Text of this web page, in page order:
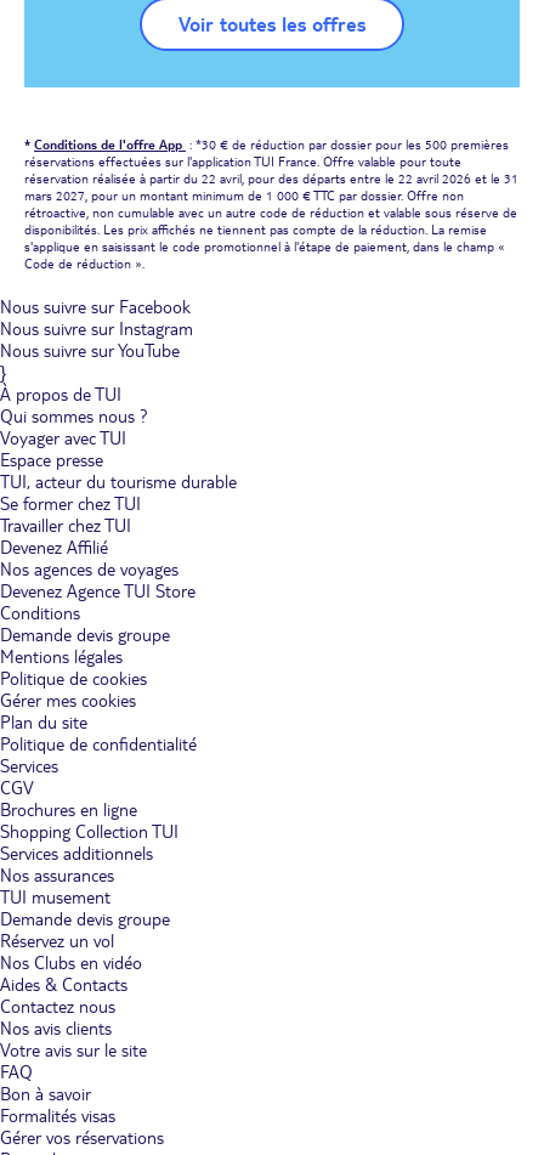
Voir toutes les offres
* Conditions de l'offre App : *30 € de réduction par dossier pour les 500 premières
réservations effectuées sur l'application TUI France. Offre valable pour toute
réservation réalisée à partir du 22 avril, pour des départs entre le 22 avril 2026 et le 31
mars 2027, pour un montant minimum de 1 000 € TTC par dossier. Offre non
rétroactive, non cumulable avec un autre code de réduction et valable sous réserve de
disponibilités. Les prix affichés ne tiennent pas compte de la réduction. La remise
s'applique en saisissant le code promotionnel à l'étape de paiement, dans le champ «
Code de réduction ».
Nous suivre sur Facebook
Nous suivre sur Instagram
Nous suivre sur YouTube
}
À propos de TUI
Qui sommes nous ?
Voyager avec TUI
Espace presse
TUI, acteur du tourisme durable
Se former chez TUI
Travailler chez TUI
Devenez Affilié
Nos agences de voyages
Devenez Agence TUI Store
Conditions
Demande devis groupe
Mentions légales
Politique de cookies
Gérer mes cookies
Plan du site
Politique de confidentialité
Services
CGV
Brochures en ligne
Shopping Collection TUI
Services additionnels
Nos assurances
TUI musement
Demande devis groupe
Réservez un vol
Nos Clubs en vidéo
Aides & Contacts
Contactez nous
Nos avis clients
Votre avis sur le site
FAQ
Bon à savoir
Formalités visas
Gérer vos réservations